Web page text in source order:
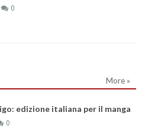
0
More »
edizione italiana per il manga
0